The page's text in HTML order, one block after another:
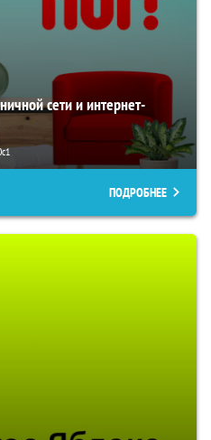
сети и интернет-
ПОДРОБНЕЕ